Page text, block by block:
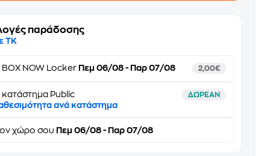
παράδοσης
ΤΚ
BOX NOW Locker Πεμ 06/08 - Παρ 07/08 2,00€
κατάστημα Public ΔΩΡΕΑΝ
ανά κατάστημα
χώρο σου Πεμ 06/08 - Παρ 07/08